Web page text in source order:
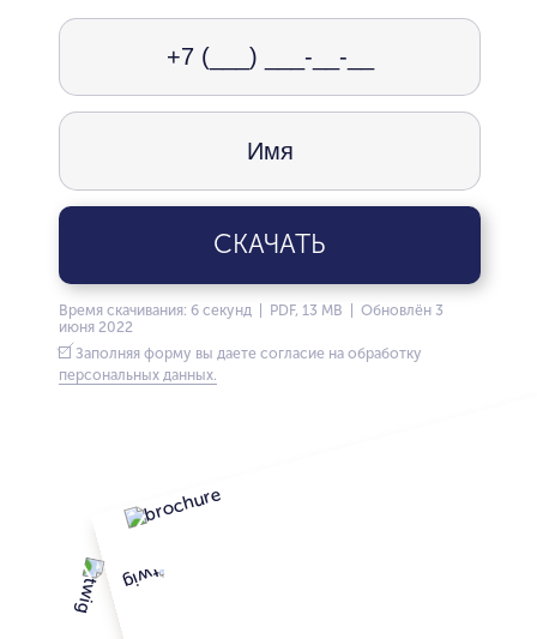
СКАЧАТЬ
Время скачивания: 6 секунд | PDF, 13 MB | Обновлён 3
июня 2022
Заполняя форму вы даете согласие на обработку
персональных данных.